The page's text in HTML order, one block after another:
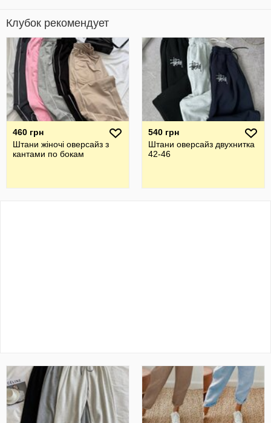
Клубок рекомендует
460 грн
Штани жіночі оверсайз з
кантами по бокам
540 грн
Штани оверсайз двухнитка
42-46